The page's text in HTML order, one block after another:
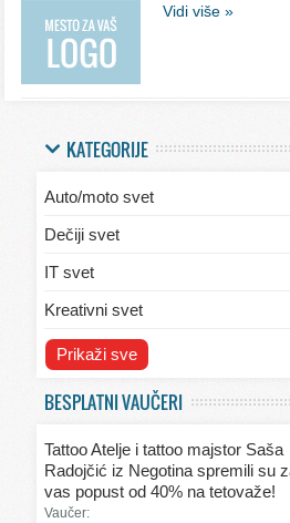
Vidi više »
KATEGORIJE
Auto/moto svet
Dečiji svet
IT svet
Kreativni svet
Svet ekologije
Svet kulinarstva
Svet lepote
Prikaži sve
BESPLATNI VAUČERI
Tattoo Atelje i tattoo majstor Saša
Radojčić iz Negotina spremili su
vas popust od 40% na tetovaže!
Vaučer: